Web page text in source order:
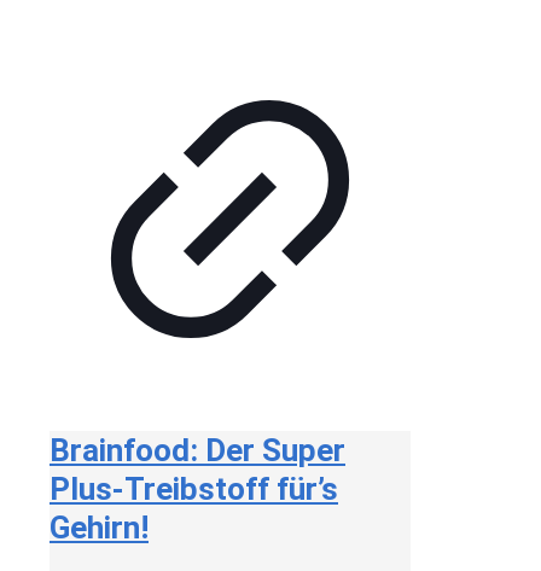
Brainfood: Der Super
Plus-Treibstoff für’s
Gehirn!